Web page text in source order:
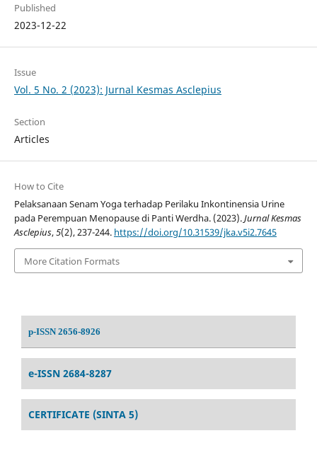
Published
2023-12-22
Issue
Vol. 5 No. 2 (2023): Jurnal Kesmas Asclepius
Section
Articles
How to Cite
Pelaksanaan Senam Yoga terhadap Perilaku Inkontinensia Urine
pada Perempuan Menopause di Panti Werdha. (2023).Jurnal Kesmas
Asclepius,5(2), 237-244. https://doi.org/10.31539/jka.v5i2.7645
More Citation Formats
p-ISSN 2656-8926
e-ISSN 2684-8287
CERTIFICATE (SINTA 5)